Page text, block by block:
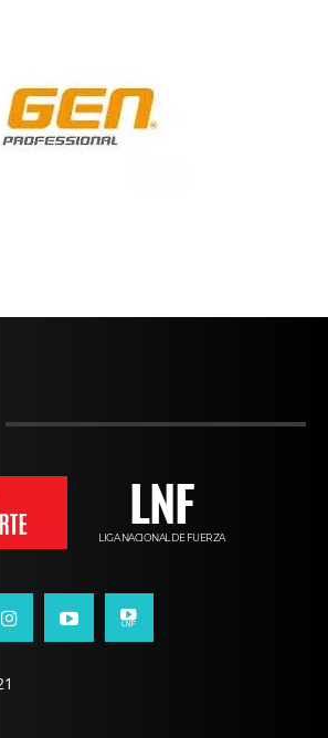
LNF
LIGA NACIONAL DE FUERZA